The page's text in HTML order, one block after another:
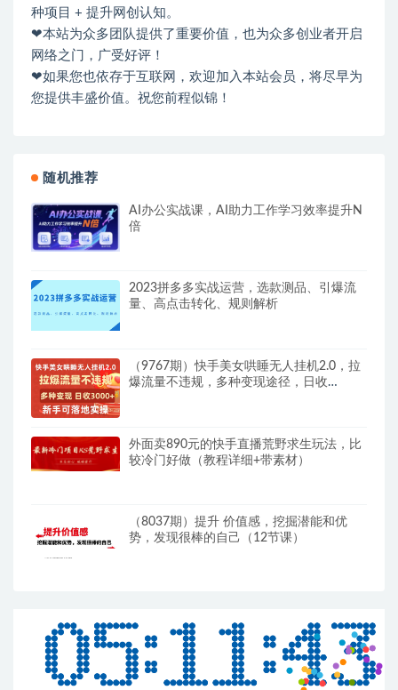
种项目 + 提升网创认知。
❤本站为众多团队提供了重要价值，也为众多创业者开启
网络之门，广受好评！
❤如果您也依存于互联网，欢迎加入本站会员，将尽早为
您提供丰盛价值。祝您前程似锦！
随机推荐
AI办公实战课，AI助力工作学习效率提升N
倍
2023拼多多实战运营，选款测品、引爆流
量、高点击转化、规则解析
（9767期）快手美女哄睡无人挂机2.0，拉
爆流量不违规，多种变现途径，日收
外面卖890元的快手直播荒野求生玩法，比
较冷门好做（教程详细+带素材）
（8037期）提升 价值感，挖掘潜能和优
势，发现很棒的自己（12节课）